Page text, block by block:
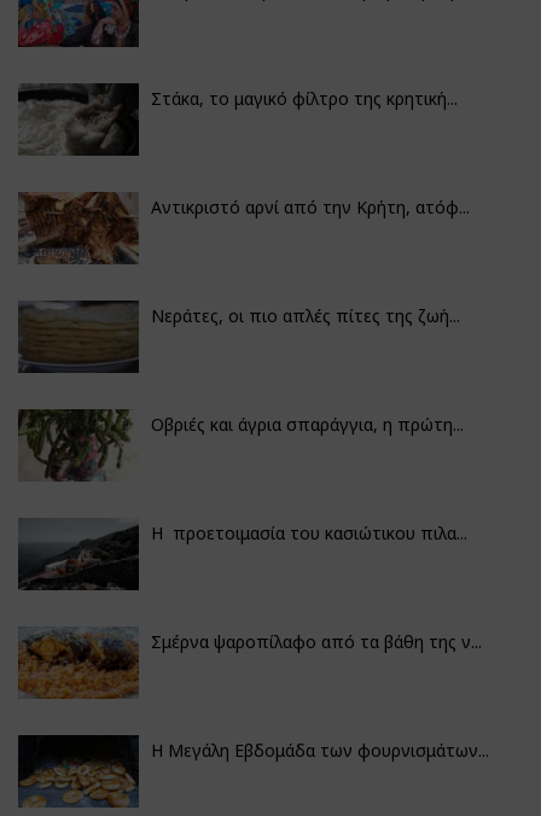
Στάκα, το μαγικό φίλτρο της κρητική...
Αντικριστό αρνί από την Κρήτη, ατόφ...
Νεράτες, οι πιο απλές πίτες της ζωή...
Οβριές και άγρια σπαράγγια, η πρώτη...
Η προετοιμασία του κασιώτικου πιλα...
Σμέρνα ψαροπίλαφο από τα βάθη της ν...
Η Μεγάλη Εβδομάδα των φουρνισμάτων...